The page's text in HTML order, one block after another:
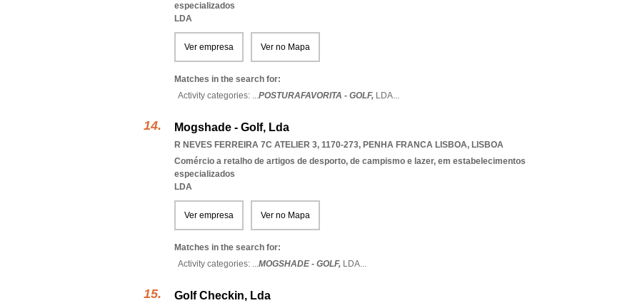
especializados
LDA
Ver empresa Ver no Mapa
Matches in the search for:
Activity categories: ...POSTURAFAVORITA - GOLF, LDA...
Mogshade - Golf, Lda
R NEVES FERREIRA 7C ATELIER 3, 1170-273, PENHA FRANCA LISBOA, LISBOA
Comércio a retalho de artigos de desporto, de campismo e lazer, em estabelecimentos
especializados
LDA
Ver empresa Ver no Mapa
Matches in the search for:
Activity categories: ...MOGSHADE - GOLF, LDA...
Golf Checkin, Lda